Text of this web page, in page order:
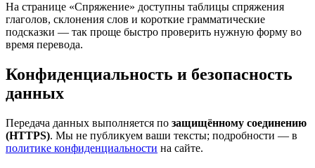
На странице «Спряжение» доступны таблицы спряжения
глаголов, склонения слов и короткие грамматические
подсказки — так проще быстро проверить нужную форму во
время перевода.
Конфиденциальность и безопасность
данных
Передача данных выполняется по защищённому соединению
(HTTPS). Мы не публикуем ваши тексты; подробности — в
политике конфиденциальности на сайте.